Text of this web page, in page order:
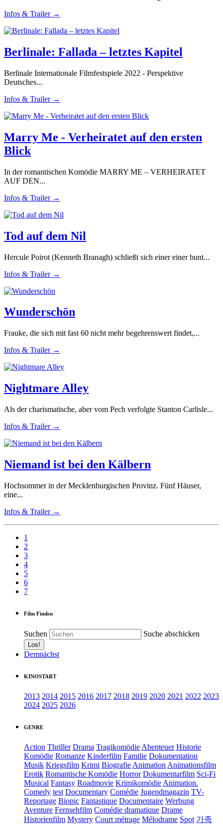
Infos & Trailer →
Berlinale: Fallada – letztes Kapitel
Berlinale Internationale Filmfestspiele 2022 - Perspektive
Deutsches...
Infos & Trailer →
Marry Me - Verheiratet auf den ersten
Blick
In der romantischen Komödie MARRY ME – VERHEIRATET
AUF DEN...
Infos & Trailer →
Tod auf dem Nil
Hercule Poirot (Kenneth Branagh) schließt sich einer einer bunt...
Infos & Trailer →
Wunderschön
Frauke, die sich mit fast 60 nicht mehr begehrenswert findet,...
Infos & Trailer →
Nightmare Alley
Als der charismatische, aber vom Pech verfolgte Stanton Carlisle...
Infos & Trailer →
Niemand ist bei den Kälbern
Hochsommer in der Mecklenburgischen Provinz. Fünf Häuser,
eine...
Infos & Trailer →
1
2
3
4
5
6
7
Film Finden
Suchen Suche abschicken
Demnächst
KINOSTART
2013 2014 2015 2016 2017 2018 2019 2020 2021 2022 2023
2024 2025 2026
GENRE
Action Thriller Drama Tragikomödie Abenteuer Historie
Komödie Romanze Kinderfilm Familie Dokumentation
Musik Kriegsfilm Krimi Biografie Animation Animationsfilm
Erotik Romantische Komödie Horror Dokumentarfilm Sci-Fi
Musical Fantasy Roadmovie Krimikomödie Animation.
Comedy test Documentary Comédie Jugendmagazin TV-
Reportage Biopic Fantastique Documentaire Werbung
Aventure Fernsehfilm Comédie dramatique Drame
Historienfilm Mystery Court métrage Mélodrame Spot 가족